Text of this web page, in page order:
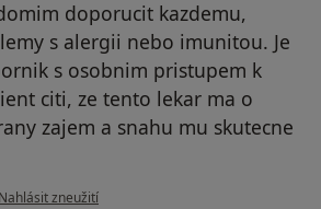
doporucit kazdemu,
s alergii nebo imunitou. Je
s osobnim pristupem k
citi, ze tento lekar ma o
zajem a snahu mu skutecne
podle názoru uživatele Váš účet byl odstraněn
Nahlásit zneužití